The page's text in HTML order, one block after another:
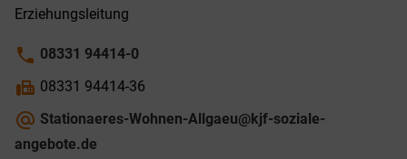
Erziehungs­leitung
phone 08331 94414-0
fax 08331 94414-36
alternate_email Stationaeres-Wohnen-Allgaeu@kjf-soziale-
angebote.de